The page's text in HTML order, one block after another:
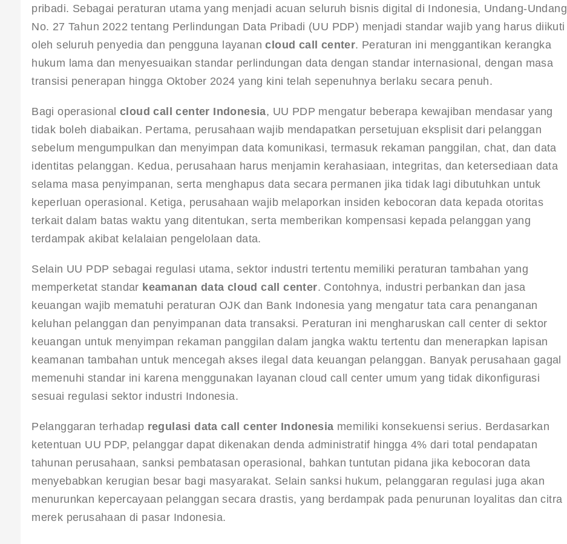
pribadi. Sebagai peraturan utama yang menjadi acuan seluruh bisnis digital di Indonesia, Undang-Undang
No. 27 Tahun 2022 tentang Perlindungan Data Pribadi (UU PDP) menjadi standar wajib yang harus diikuti
oleh seluruh penyedia dan pengguna layanan cloud call center. Peraturan ini menggantikan kerangka
hukum lama dan menyesuaikan standar perlindungan data dengan standar internasional, dengan masa
transisi penerapan hingga Oktober 2024 yang kini telah sepenuhnya berlaku secara penuh.
Bagi operasional cloud call center Indonesia, UU PDP mengatur beberapa kewajiban mendasar yang
tidak boleh diabaikan. Pertama, perusahaan wajib mendapatkan persetujuan eksplisit dari pelanggan
sebelum mengumpulkan dan menyimpan data komunikasi, termasuk rekaman panggilan, chat, dan data
identitas pelanggan. Kedua, perusahaan harus menjamin kerahasiaan, integritas, dan ketersediaan data
selama masa penyimpanan, serta menghapus data secara permanen jika tidak lagi dibutuhkan untuk
keperluan operasional. Ketiga, perusahaan wajib melaporkan insiden kebocoran data kepada otoritas
terkait dalam batas waktu yang ditentukan, serta memberikan kompensasi kepada pelanggan yang
terdampak akibat kelalaian pengelolaan data.
Selain UU PDP sebagai regulasi utama, sektor industri tertentu memiliki peraturan tambahan yang
memperketat standar keamanan data cloud call center. Contohnya, industri perbankan dan jasa
keuangan wajib mematuhi peraturan OJK dan Bank Indonesia yang mengatur tata cara penanganan
keluhan pelanggan dan penyimpanan data transaksi. Peraturan ini mengharuskan call center di sektor
keuangan untuk menyimpan rekaman panggilan dalam jangka waktu tertentu dan menerapkan lapisan
keamanan tambahan untuk mencegah akses ilegal data keuangan pelanggan. Banyak perusahaan gagal
memenuhi standar ini karena menggunakan layanan cloud call center umum yang tidak dikonfigurasi
sesuai regulasi sektor industri Indonesia.
Pelanggaran terhadap regulasi data call center Indonesia memiliki konsekuensi serius. Berdasarkan
ketentuan UU PDP, pelanggar dapat dikenakan denda administratif hingga 4% dari total pendapatan
tahunan perusahaan, sanksi pembatasan operasional, bahkan tuntutan pidana jika kebocoran data
menyebabkan kerugian besar bagi masyarakat. Selain sanksi hukum, pelanggaran regulasi juga akan
menurunkan kepercayaan pelanggan secara drastis, yang berdampak pada penurunan loyalitas dan citra
merek perusahaan di pasar Indonesia.